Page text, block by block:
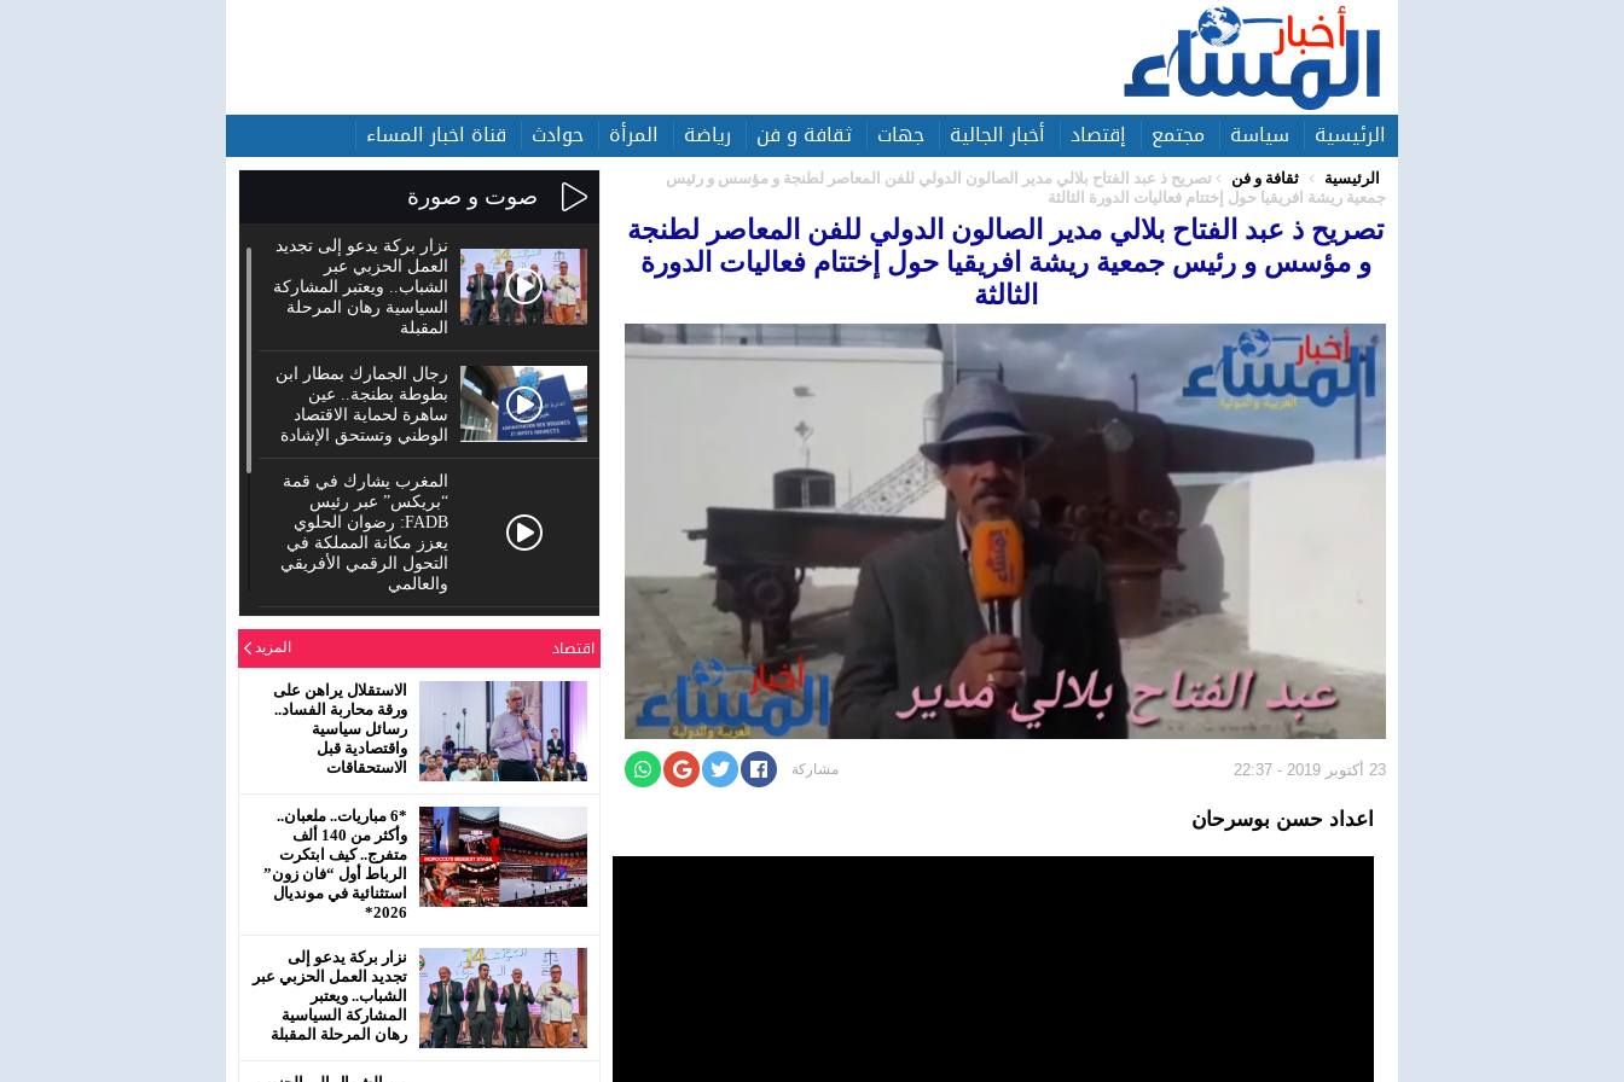
الرئيسية سياسة مجتمع إقتصاد أخبار الجالية جهات ثقافة و فن رياضة المرأة حوادث قناة اخبار المساء
الرئيسية ثقافة و فن
تصريح ذ عبد الفتاح بلالي مدير الصالون الدولي للفن المعاصر لطنجة و مؤسس و رئيس
جمعية ريشة افريقيا حول إختتام فعاليات الدورة الثالثة
تصريح ذ عبد الفتاح بلالي مدير الصالون الدولي للفن المعاصر لطنجة
و مؤسس و رئيس جمعية ريشة افريقيا حول إختتام فعاليات الدورة
الثالثة
23 أكتوبر 2019 - 22:37 مشاركة
اعداد حسن بوسرحان
صوت و صورة
نزار بركة يدعو إلى تجديد
العمل الحزبي عبر
الشباب.. ويعتبر المشاركة
السياسية رهان المرحلة
المقبلة
رجال الجمارك بمطار ابن
بطوطة بطنجة.. عين
ساهرة لحماية الاقتصاد
الوطني وتستحق الإشادة
المغرب يشارك في قمة
“بريكس” عبر رئيس
FADB: رضوان الحلوي
يعزز مكانة المملكة في
التحول الرقمي الأفريقي
والعالمي
الدورة العادية للمجلس
الإقليمي لحزب الاستقلال
بمفتشية عين الشق
سيدي معروف
رئيس جماعة البروج /
اقليم سطات : لا يحترم
جلالة الملك محمد
اقتصاد المزيد
الاستقلال يراهن على
ورقة محاربة الفساد..
رسائل سياسية
واقتصادية قبل
الاستحقاقات
*6 مباريات.. ملعبان..
وأكثر من 140 ألف
متفرج.. كيف ابتكرت
الرباط أول “فان زون”
استثنائية في مونديال
2026*
نزار بركة يدعو إلى
تجديد العمل الحزبي عبر
الشباب.. ويعتبر
المشاركة السياسية
رهان المرحلة المقبلة